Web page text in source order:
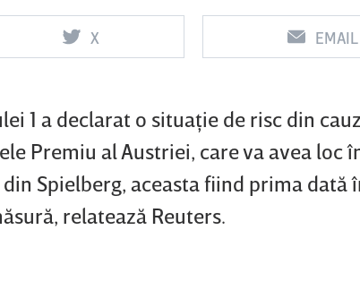
X EMAIL
1 a declarat o situaţie de risc din
Premiu al Austriei, care va avea loc
Spielberg, aceasta fiind prima dată
relatează Reuters.
FCSB UTA Arad
0
Rapid
0